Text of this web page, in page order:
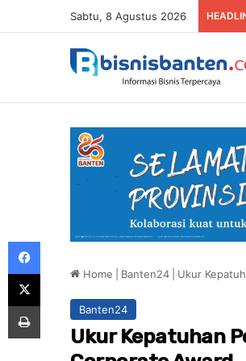
Sabtu, 8 Agustus 2026
Home Banten24 Ukur
Banten24
Ukur Kepatuhan
Facebook